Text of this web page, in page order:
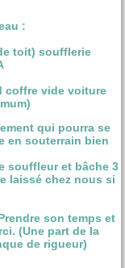
:
toit) soufflerie
coffre vide voiture
qui pourra se
en souterrain bien
souffleur et bâche 3
laissé chez nous si
son temps et
(Une part de la
de rigueur)